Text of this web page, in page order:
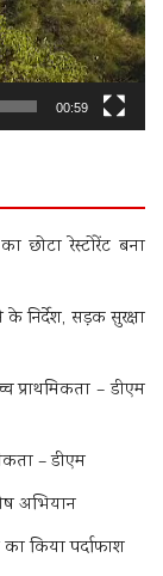
00:59
छोटा रेस्टोरेंट बना
के निर्देश, सड़क सुरक्षा
प्राथमिकता – डीएम
– डीएम
अभियान
किया पर्दाफाश